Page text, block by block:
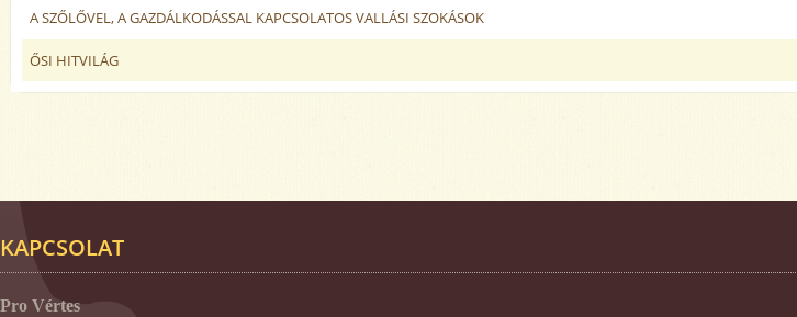
A SZŐLŐVEL, A GAZDÁLKODÁSSAL KAPCSOLATOS VALLÁSI SZOKÁSOK
ŐSI HITVILÁG
KAPCSOLAT
Pro Vértes